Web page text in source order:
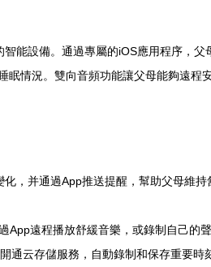
能設備。通過專屬的iOS應用程序，
情況。雙向音頻功能讓父母能夠遠程
，并通過App推送提醒，幫助父母維
遠程播放舒緩音樂，或錄制自己的
云存儲服務，自動錄制和保存重要時